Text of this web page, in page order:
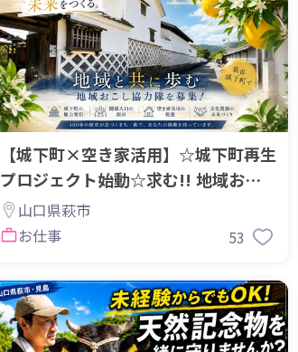
【城下町×空き家活用】☆城下町再生
プロジェクト始動☆求む!! 地域おこ
し協力隊！
山口県萩市
お仕事
53